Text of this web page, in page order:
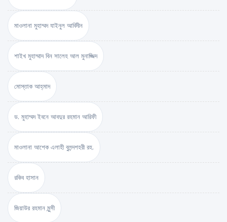
মাওলানা মুহাম্মদ যাইনুল আবিদীন
শাইখ মুহাম্মাদ বিন সালেহ আল মুনাজ্জিদ
মোস্তাক আহ্‌মাদ
ড. মুহাম্মদ ইবনে আবদুর রহমান আরিফী
মাওলানা আশেক এলাহী বুলন্দশহরী রহ.
রকিব হাসান
জিয়াউর রহমান মুন্সী